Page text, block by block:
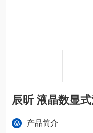
辰昕 液晶数显
产品简介